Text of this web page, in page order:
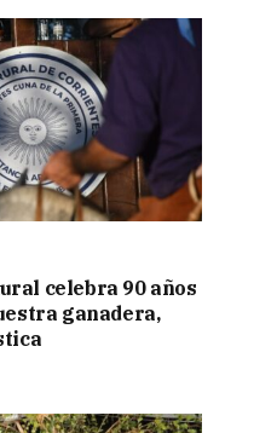
celebra 90 años
ganadera,